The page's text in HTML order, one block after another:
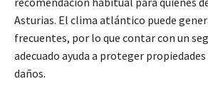
Asturias. El clima atlántico puede
frecuentes, por lo que contar con un
adecuado ayuda a proteger
daños.